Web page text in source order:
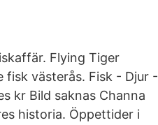
Flying Tiger
fisk västerås. Fisk - Djur -
kr Bild saknas Channa
historia. Öppettider i